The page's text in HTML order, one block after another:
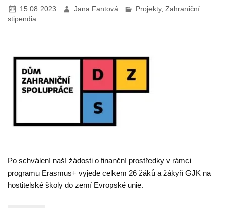
15.08.2023 Jana Fantová Projekty, Zahraniční
stipendia
Po schválení naší žádosti o finanční prostředky v rámci
programu Erasmus+ vyjede celkem 26 žáků a žákyň GJK na
hostitelské školy do zemí Evropské unie.